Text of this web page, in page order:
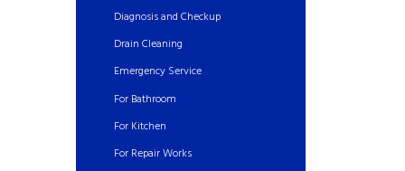
Diagnosis and Checkup
Drain Cleaning
Emergency Service
For Bathroom
For Kitchen
For Repair Works